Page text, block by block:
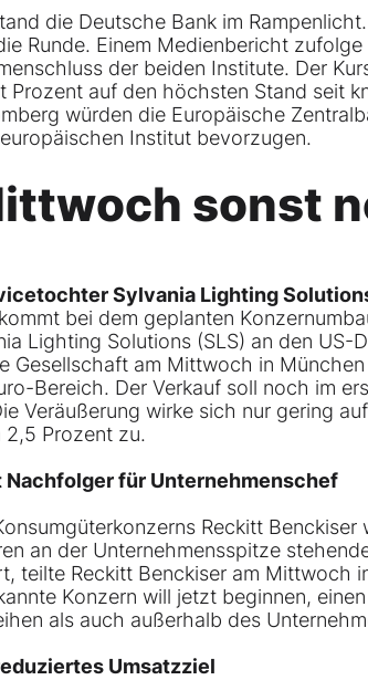
die Deutsche Bank im
Runde. Einem Medienbericht
der beiden Institute. Der
Prozent auf den höchsten Stand seit
würden die Europäische
Institut bevorzugen.
sonst
Sylvania Lighting
bei dem geplanten
Lighting Solutions (SLS) an den US-
Gesellschaft am Mittwoch in
Bereich. Der Verkauf soll noch im
Veräußerung wirke sich nur gering
2,5 Prozent zu.
für Unternehmenschef
Reckitt
an der Unternehmensspitze
teilte Reckitt Benckiser am Mittwoch
Konzern will jetzt beginnen,
als auch außerhalb des
Umsatzziel